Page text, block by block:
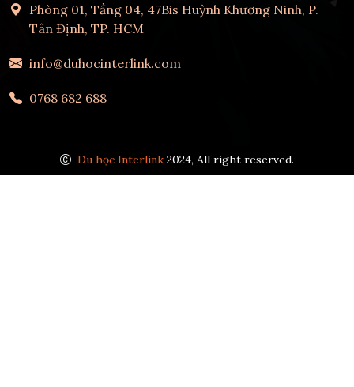
Phòng 01, Tầng 04, 47Bis Huỳnh Khương Ninh, P.
Tân Định, TP. HCM
info@duhocinterlink.com
0768 682 688
Du học Interlink 2024, All right reserved.